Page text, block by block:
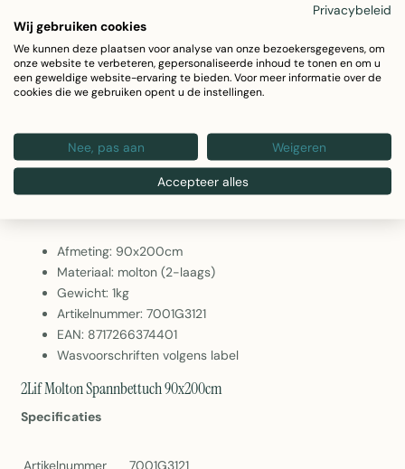
2Lif Molton Spannbettuch 90x200cm
Het 2Lif Molton Spannbettuch is een hoogwaardig molton
hoeslaken dat perfect aansluit op matrassen van 90x200cm.
spannbettuch maximaal comfort en duurzaamheid. Ideaal
voor bescherming van uw matras tegen ongewenste
Afmeting: 90x200cm
Materiaal: molton (2-laags)
Gewicht: 1kg
Artikelnummer: 7001G3121
EAN: 8717266374401
Wasvoorschriften volgens label
2Lif Molton Spannbettuch 90x200cm
Specificaties
Artikelnummer
7001G3121
Privacybeleid
Wij gebruiken cookies
We kunnen deze plaatsen voor analyse van onze bezoekersgegevens, om
onze website te verbeteren, gepersonaliseerde inhoud te tonen en om u
een geweldige website-ervaring te bieden. Voor meer informatie over de
cookies die we gebruiken opent u de instellingen.
Nee, pas aan Weigeren
Accepteer alles